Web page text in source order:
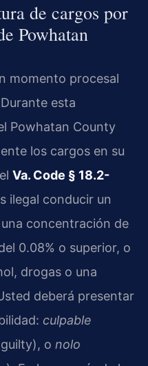
de cargos por
Powhatan
momento procesal
esta
Powhatan County
los cargos en su
Va. Code § 18.2-
ilegal conducir un
concentración de
0.08% o superior, o
drogas o una
deberá presentar
culpable
o nolo